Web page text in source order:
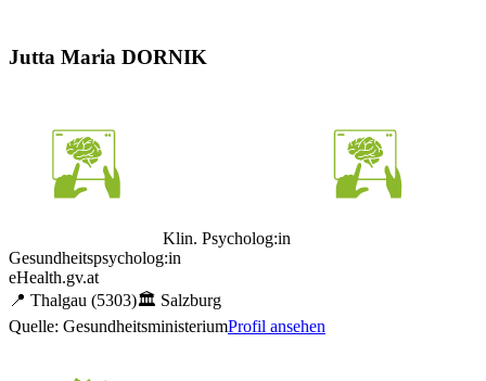
Jutta Maria DORNIK
Klin. Psycholog:in
Gesundheitspsycholog:in
eHealth.gv.at
📍 Thalgau (5303)🏛️ Salzburg
Quelle: GesundheitsministeriumProfil ansehen